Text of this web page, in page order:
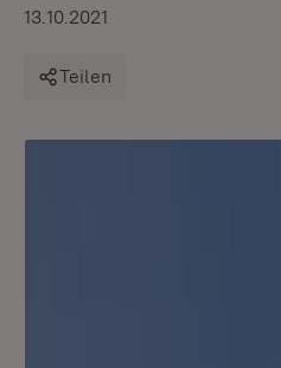
13.10.2021
Teilen